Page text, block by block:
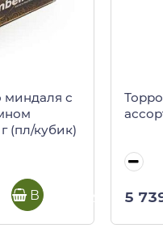
миндаля с
(пл/кубик)
В корзину 5